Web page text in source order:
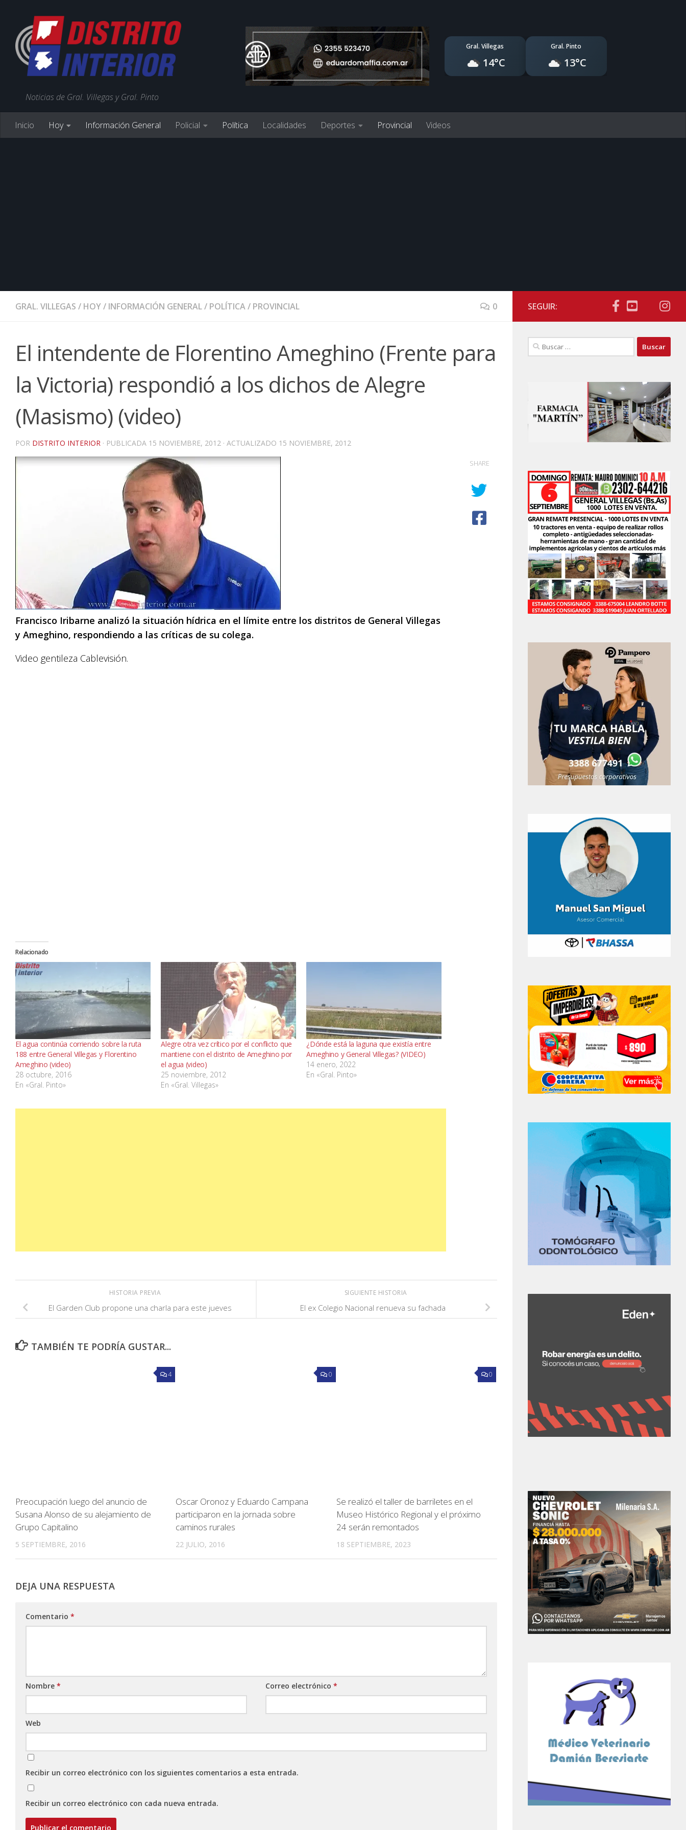
Noticias de Gral. Villegas y Gral. Pinto
Gral. Villegas
14°C
Gral. Pinto
13°C
Inicio Hoy Información General Policial Política Localidades Deportes Provincial Videos
GRAL. VILLEGAS / HOY/ INFORMACIÓN GENERAL/ POLÍTICA/ PROVINCIAL 0
El intendente de Florentino Ameghino (Frente para
la Victoria) respondió a los dichos de Alegre
(Masismo) (video)
POR DISTRITO INTERIOR · PUBLICADA 15 NOVIEMBRE, 2012 · ACTUALIZADO 15 NOVIEMBRE, 2012
Francisco Iribarne analizó la situación hídrica en el límite entre los distritos de General Villegas
y Ameghino, respondiendo a las críticas de su colega.
Video gentileza Cablevisión.
Relacionado
El agua continúa corriendo sobre la ruta
188 entre General Villegas y Florentino
Ameghino (video)
28 octubre, 2016
En «Gral. Pinto»
Alegre otra vez crítico por el conflicto que
mantiene con el distrito de Ameghino por
el agua (video)
25 noviembre, 2012
En «Gral. Villegas»
¿Dónde está la laguna que existía entre
Ameghino y General Villegas? (VIDEO)
14 enero, 2022
En «Gral. Pinto»
SHARE
SIGUIENTE HISTORIA
El ex Colegio Nacional renueva su fachada
HISTORIA PREVIA
El Garden Club propone una charla para este jueves
TAMBIÉN TE PODRÍA GUSTAR...
4
Preocupación luego del anuncio de
Susana Alonso de su alejamiento de
Grupo Capitalino
5 SEPTIEMBRE, 2016
0
Oscar Oronoz y Eduardo Campana
participaron en la jornada sobre
caminos rurales
22 JULIO, 2016
0
Se realizó el taller de barriletes en el
Museo Histórico Regional y el próximo
24 serán remontados
18 SEPTIEMBRE, 2023
DEJA UNA RESPUESTA
Comentario *
Nombre * Correo electrónico*
Web
Recibir un correo electrónico con los siguientes comentarios a esta entrada.
Recibir un correo electrónico con cada nueva entrada.
SEGUIR:
Buscar: